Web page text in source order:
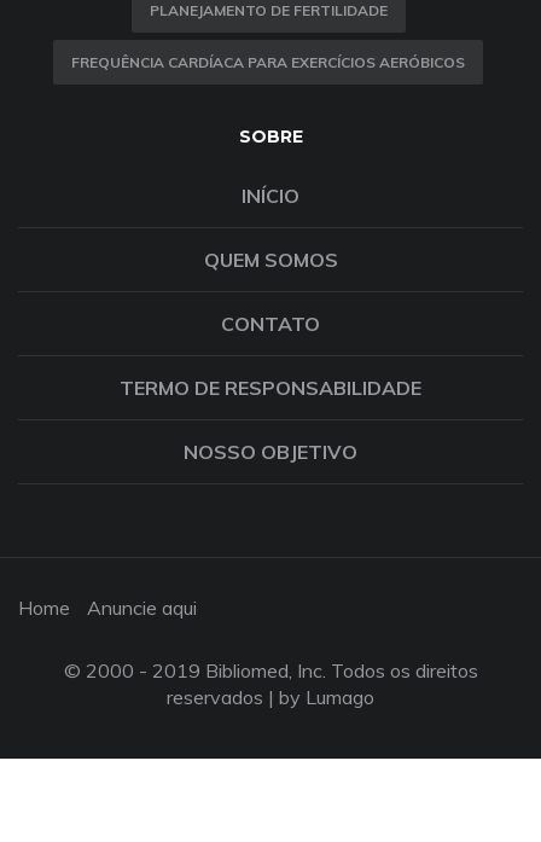
PLANEJAMENTO DE FERTILIDADE
FREQUÊNCIA CARDÍACA PARA EXERCÍCIOS AERÓBICOS
SOBRE
INÍCIO
QUEM SOMOS
CONTATO
TERMO DE RESPONSABILIDADE
NOSSO OBJETIVO
Home Anuncie aqui
© 2000 - 2019 Bibliomed, Inc. Todos os direitos
reservados | by Lumago